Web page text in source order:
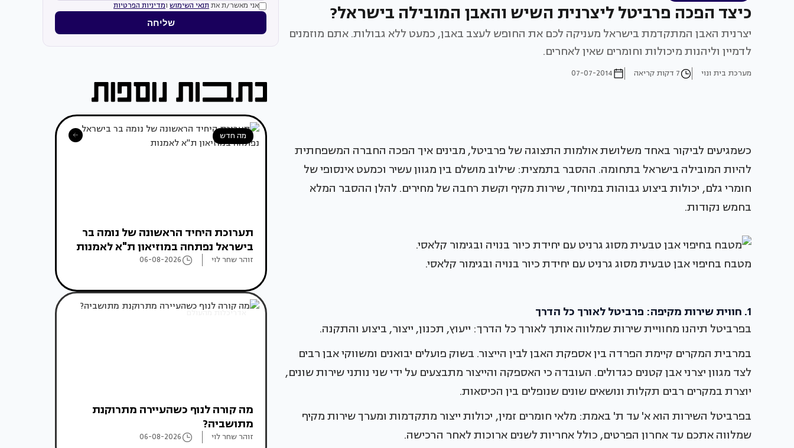
כיצד הפכה פרביטל ליצרנית השיש והאבן המובילה בישראל?
יצרנית האבן המתקדמת בישראל מעניקה לכם את החופש לעצב באבן, כמעט ללא גבולות. אתם מוזמנים
לדמיין וליהנות מיכולות וחומרים שאין לאחרים.
מערכת בית ונוי 7 דקות קריאה 07-07-2014
כשמגיעים לביקור באחד משלושת אולמות התצוגה של פרביטל, מבינים איך הפכה החברה המשפחתית
להיות המובילה בישראל בתחומה. ההסבר בתמצית: שילוב מושלם בין מגוון עשיר וכמעט אינסופי של
חומרי גלם, יכולות ביצוע גבוהות במיוחד, שירות מקיף וקשת רחבה של מחירים. להלן ההסבר המלא
בחמש נקודות.
מטבח בחיפוי אבן טבעית מסוג גרניט עם יחידת כיור בנויה ובגימור קלאסי.
1. חווית שירות מקיפה: פרביטל לאורך כל הדרך
בפרביטל תיהנו מחוויית שירות שמלווה אותך לאורך כל הדרך: ייעוץ, תכנון, ייצור, ביצוע והתקנה.
במרבית המקרים קיימת הפרדה בין אספקת האבן לבין הייצור. בשוק פועלים יבואנים ומשווקי אבן רבים
לצד מגוון יצרני אבן קטנים כגדולים. העובדה כי האספקה והייצור מתבצעים על ידי שני נותני שירות שונים,
יוצרת במקרים רבים תקלות ונושאים שונים שנופלים בין הכיסאות.
בפרביטל השירות הוא א' עד ת' באמת: מלאי חומרים זמין, יכולות ייצור מתקדמות ומערך שירות מקיף
שמלווה אתכם עד אחרון הפרטים, כולל אחריות לשנים ארוכות לאחר הרכישה.
אני מאשר/ת אתתנאי השימוש ומדיניות הפרטיות
שליחה
מה חדש
תערוכת היחיד הראשונה של נומה בר
בישראל נפתחה במוזיאון ת"א לאמנות
זוהר שחר לוי 06-08-2026
אדריכלות מהעולם
מה קורה לנוף כשהעיירה מתרוקנת
מתושביה?
זוהר שחר לוי 06-08-2026